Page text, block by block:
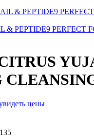
& PEPTIDE9 PERFECT
цены